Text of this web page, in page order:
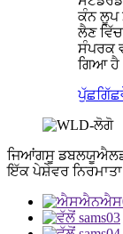
ਕੰਨ ਲੂਪ
ਲੈਣ
ਸੰਪਰਕ
ਗਿਆ
ਪੁੱਛਗਿੱਛ
ਜਿਆਂਗਸੂ
ਇੱਕ ਪੇਸ਼ੇਵਰ